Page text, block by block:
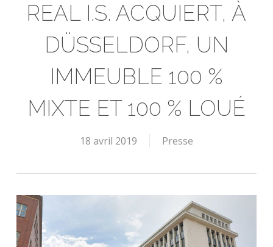
REAL I.S. ACQUIERT, À
DÜSSELDORF, UN
IMMEUBLE 100 %
MIXTE ET 100 % LOUÉ
18 avril 2019 Presse